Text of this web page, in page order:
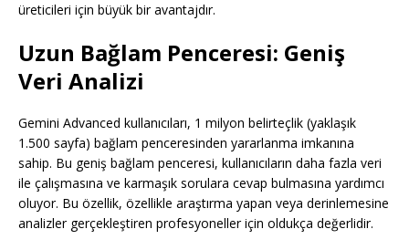
üreticileri için büyük bir avantajdır.
Uzun Bağlam Penceresi: Geniş
Veri Analizi
Gemini Advanced kullanıcıları, 1 milyon belirteçlik (yaklaşık
1.500 sayfa) bağlam penceresinden yararlanma imkanına
sahip. Bu geniş bağlam penceresi, kullanıcıların daha fazla veri
ile çalışmasına ve karmaşık sorulara cevap bulmasına yardımcı
oluyor. Bu özellik, özellikle araştırma yapan veya derinlemesine
analizler gerçekleştiren profesyoneller için oldukça değerlidir.